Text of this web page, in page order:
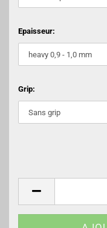
Epaisseur:
Grip: